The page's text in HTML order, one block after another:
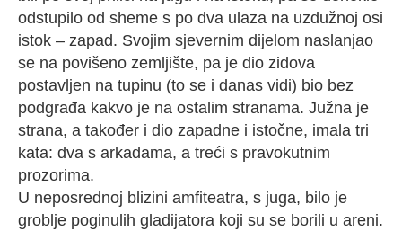
odstupilo od sheme s po dva ulaza na uzdužnoj osi
istok – zapad. Svojim sjevernim dijelom naslanjao
se na povišeno zemljište, pa je dio zidova
postavljen na tupinu (to se i danas vidi) bio bez
podgrađa kakvo je na ostalim stranama. Južna je
strana, a također i dio zapadne i istočne, imala tri
kata: dva s arkadama, a treći s pravokutnim
prozorima.
U neposrednoj blizini amfiteatra, s juga, bilo je
groblje poginulih gladijatora koji su se borili u areni.